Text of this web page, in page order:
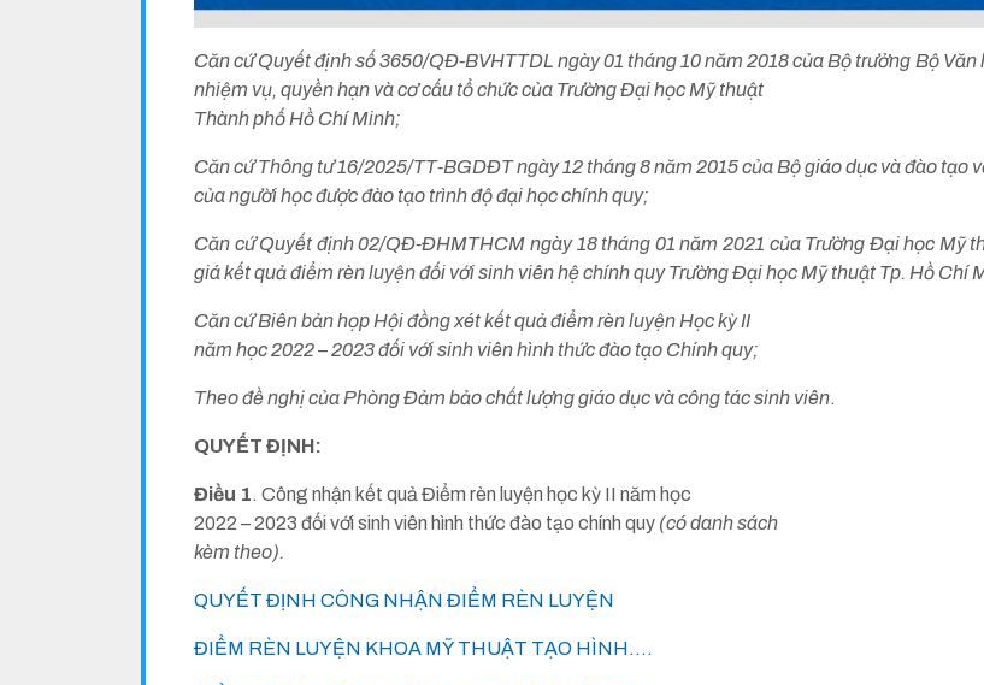
Căn cứ Quyết định số 3650/QĐ-BVHTTDL ngày 01 tháng 10 năm 2018 của Bộ trưởng Bộ
nhiệm vụ, quyền hạn và cơ cấu tổ chức của Trường Đại học Mỹ thuật
Thành phố Hồ Chí Minh;
Căn cứ Thông tư 16/2025/TT-BGDĐT ngày 12 tháng 8 năm 2015 của Bộ giáo dục và đào tạo
của người học được đào tạo trình độ đại học chính quy;
Căn cứ Quyết định 02/QĐ-ĐHMTHCM ngày 18 tháng 01 năm 2021 của Trường Đại học Mỹ
giákết quả điểm rèn luyện đối với sinh viên hệ chính quy Trường Đại học Mỹ thuật Tp. Hồ Chí
Căn cứ Biên bản họp Hội đồng xét kết quả điểm rèn luyện Học kỳ II
năm học 2022 – 2023 đối với sinh viên hình thức đào tạo Chính quy;
Theo đề nghị của Phòng Đảm bảo chất lượng giáo dục và công tác sinh viên.
QUYẾT ĐỊNH:
Điều 1. Công nhận kết quả Điểm rèn luyện học kỳ II năm học
2022 – 2023 đối với sinh viên hình thức đào tạo chính quy (có danh sách
kèm theo).
QUYẾT ĐỊNH CÔNG NHẬN ĐIỂM RÈN LUYỆN
ĐIỂM RÈN LUYỆN KHOA MỸ THUẬT TẠO HÌNH....